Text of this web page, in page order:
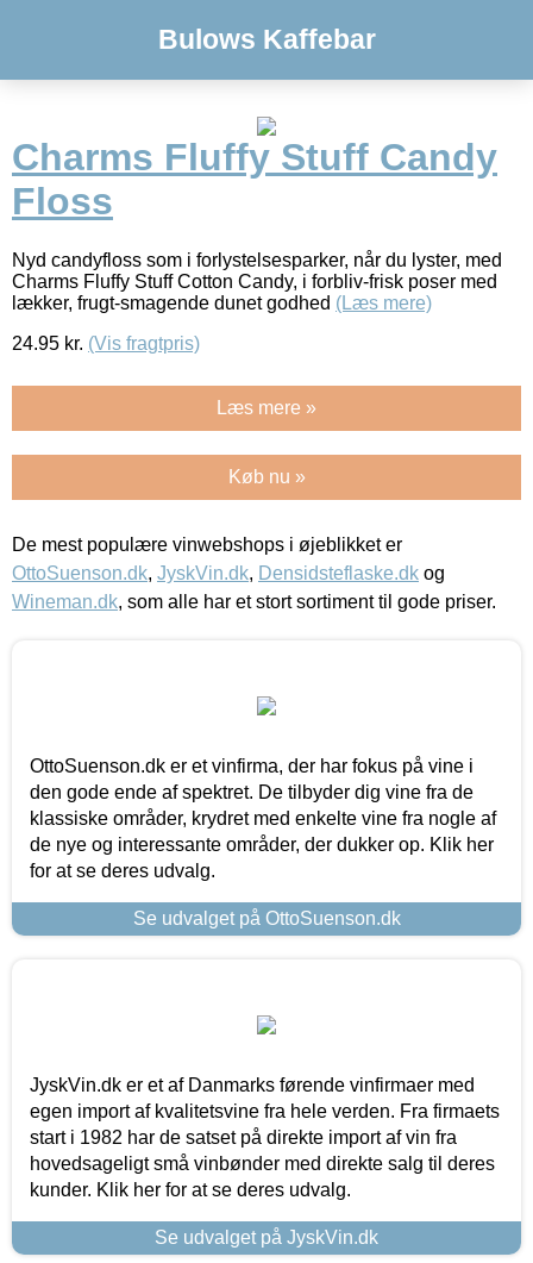
Bulows Kaffebar
Charms Fluffy Stuff Candy
Floss
Nyd candyfloss som i forlystelsesparker, når du lyster, med
Charms Fluffy Stuff Cotton Candy, i forbliv-frisk poser med
lækker, frugt-smagende dunet godhed (Læs mere)
24.95 kr. (Vis fragtpris)
Læs mere »
Køb nu »
De mest populære vinwebshops i øjeblikket er
OttoSuenson.dk, JyskVin.dk, Densidsteflaske.dk og
Wineman.dk, som alle har et stort sortiment til gode priser.
OttoSuenson.dk er et vinfirma, der har fokus på vine i
den gode ende af spektret. De tilbyder dig vine fra de
klassiske områder, krydret med enkelte vine fra nogle af
de nye og interessante områder, der dukker op. Klik her
for at se deres udvalg.
Se udvalget på OttoSuenson.dk
JyskVin.dk er et af Danmarks førende vinfirmaer med
egen import af kvalitetsvine fra hele verden. Fra firmaets
start i 1982 har de satset på direkte import af vin fra
hovedsageligt små vinbønder med direkte salg til deres
kunder. Klik her for at se deres udvalg.
Se udvalget på JyskVin.dk